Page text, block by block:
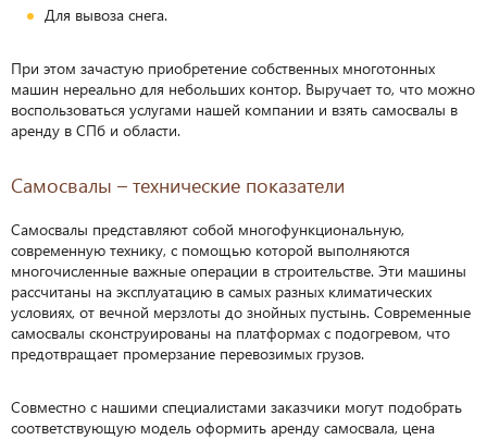
Для вывоза снега.
При этом зачастую приобретение собственных многотонных
машин нереально для небольших контор. Выручает то, что можно
воспользоваться услугами нашей компании и взять самосвалы в
аренду в СПб и области.
Самосвалы – технические показатели
Самосвалы представляют собой многофункциональную,
современную технику, с помощью которой выполняются
многочисленные важные операции в строительстве. Эти машины
рассчитаны на эксплуатацию в самых разных климатических
условиях, от вечной мерзлоты до знойных пустынь. Современные
самосвалы сконструированы на платформах с подогревом, что
предотвращает промерзание перевозимых грузов.
Совместно с нашими специалистами заказчики могут подобрать
соответствующую модель оформить аренду самосвала, цена